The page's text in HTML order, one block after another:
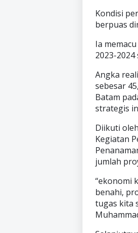
Kondisi
berpuas
Ia
2023-
Angka
sebesar
Batam
strategis
Diikuti
Kegiatan
jumlah
“ekonomi
benahi,
tugas kita